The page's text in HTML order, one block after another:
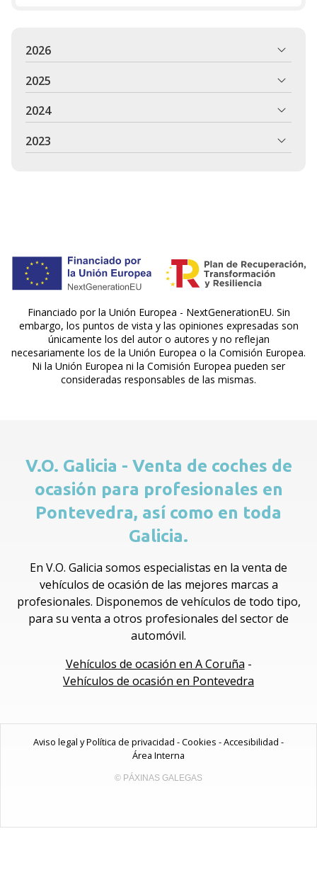
2026
2025
2024
2023
Financiado por la Unión Europea - NextGenerationEU. Sin
embargo, los puntos de vista y las opiniones expresadas son
únicamente los del autor o autores y no reflejan
necesariamente los de la Unión Europea o la Comisión Europea.
Ni la Unión Europea ni la Comisión Europea pueden ser
consideradas responsables de las mismas.
V.O. Galicia - Venta de coches de
ocasión para profesionales en
Pontevedra, así como en toda
Galicia.
En V.O. Galicia somos especialistas en la venta de
vehículos de ocasión de las mejores marcas a
profesionales. Disponemos de vehículos de todo tipo,
para su venta a otros profesionales del sector de
automóvil.
Vehículos de ocasión en A Coruña -
Vehículos de ocasión en Pontevedra
Aviso legal y Política de privacidad -Cookies -Accesibilidad -
Área Interna
© PÁXINAS GALEGAS